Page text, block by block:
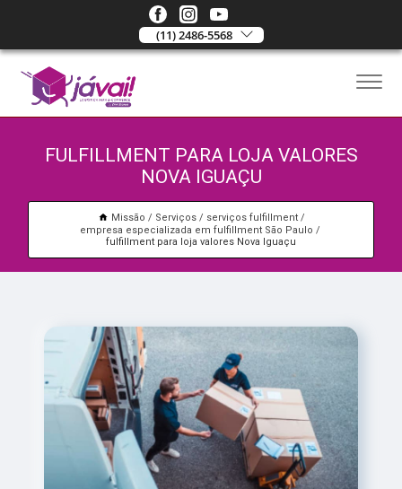
(11) 2486-5568
FULFILLMENT PARA LOJA VALORES
NOVA IGUAÇU
Missão Serviços
serviços fulfillment
empresa especializada em fulfillment São Paulo
fulfillment para loja valores Nova Iguaçu